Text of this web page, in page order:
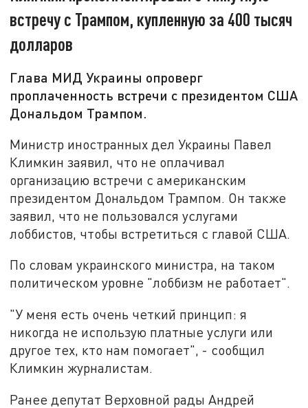
встречу с Трампом, купленную за 400 тысяч
долларов
Глава МИД Украины опроверг
проплаченность встречи с президентом США
Дональдом Трампом.
Министр иностранных дел Украины Павел
Климкин заявил, что не оплачивал
организацию встречи с американским
президентом Дональдом Трампом. Он также
заявил, что не пользовался услугами
лоббистов, чтобы встретиться с главой США.
По словам украинского министра, на таком
политическом уровне "лоббизм не работает".
"У меня есть очень четкий принцип: я
никогда не использую платные услуги или
другое тех, кто нам помогает", - сообщил
Климкин журналистам.
Ранее депутат Верховной рады Андрей